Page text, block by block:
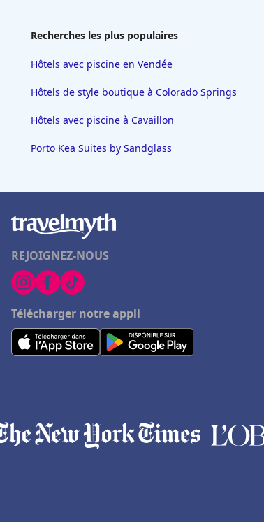
Recherches les plus populaires
Hôtels avec piscine en Vendée
Hôtels de style boutique à Colorado Springs
Hôtels avec piscine à Cavaillon
Porto Kea Suites by Sandglass
REJOIGNEZ-NOUS
Télécharger notre appli